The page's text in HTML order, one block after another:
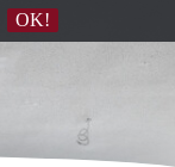
OK!